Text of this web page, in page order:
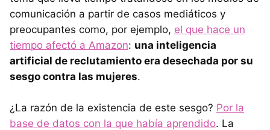
comunicación a partir de casos mediáticos y
preocupantes como, por ejemplo, el que hace un
tiempo afectó a Amazon: una inteligencia
artificial de reclutamiento era desechada por su
sesgo contra las mujeres.
¿La razón de la existencia de este sesgo? Por la
base de datos con la que había aprendido. La